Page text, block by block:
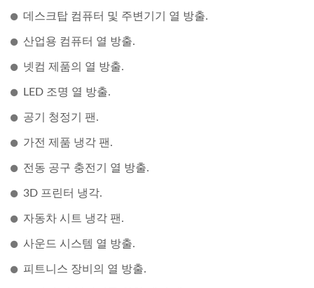
데스크탑 컴퓨터 및 주변기기 열 방출.
산업용 컴퓨터 열 방출.
넷컴 제품의 열 방출.
LED 조명 열 방출.
공기 청정기 팬.
가전 제품 냉각 팬.
전동 공구 충전기 열 방출.
3D 프린터 냉각.
자동차 시트 냉각 팬.
사운드 시스템 열 방출.
피트니스 장비의 열 방출.